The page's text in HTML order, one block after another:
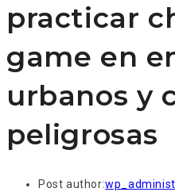
practicar
game en
urbanos y
peligrosas
Post author: